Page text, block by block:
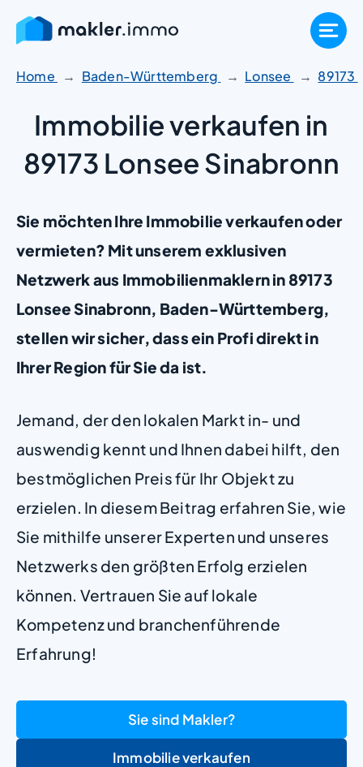
Zum
Inhalt
springen
Home Baden-Württemberg Lonsee 89173
Immobilie verkaufen in
89173 Lonsee Sinabronn
Sie möchten Ihre Immobilie verkaufen oder
vermieten? Mit unserem exklusiven
Netzwerk aus Immobilienmaklern in 89173
Lonsee Sinabronn, Baden-Württemberg,
stellen wir sicher, dass ein Profi direkt in
Ihrer Region für Sie da ist.
Jemand, der den lokalen Markt in- und
auswendig kennt und Ihnen dabei hilft, den
bestmöglichen Preis für Ihr Objekt zu
erzielen. In diesem Beitrag erfahren Sie, wie
Sie mithilfe unserer Experten und unseres
Netzwerks den größten Erfolg erzielen
können. Vertrauen Sie auf lokale
Kompetenz und branchenführende
Erfahrung!
Sie sind Makler?
Immobilie verkaufen